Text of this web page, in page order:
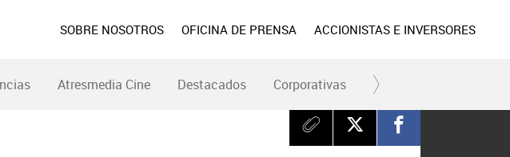
SOBRE NOSOTROS OFICINA DE PRENSA ACCIONISTAS E INVERSORES
Atresmedia Cine Destacados Corporativas RC y Fundación